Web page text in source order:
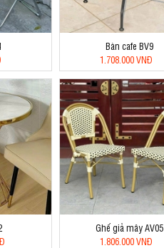
Bàn cafe BV9
1.708.000 VNĐ
Ghế giả mây AV05
1.806.000 VNĐ